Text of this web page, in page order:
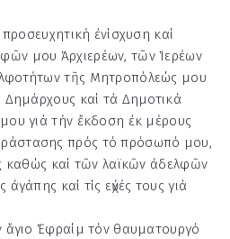
ἐνίσχυση καί
μου Ἀρχιερέων, τῶν Ἱερέων
τῆς Μητροπόλεώς μου
Δημάρχους καί τά Δημοτικά
γιά τήν ἔκδοση ἐκ μέρους
πρός τό πρόσωπό μου,
καθώς καί τῶν λαϊκῶν ἀδελφῶν
καί τίς εὐχές τους γιά
ἅγιο Ἐφραίμ τόν θαυματουργό